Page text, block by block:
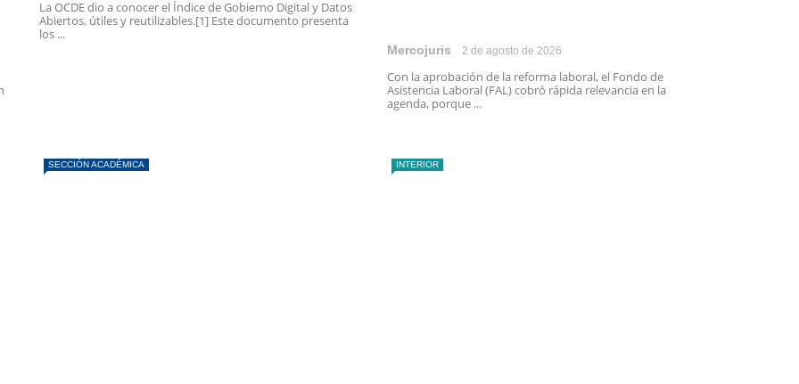
La OCDE dio a conocer el Índice de Gobierno Digital y Datos
Abiertos, útiles y reutilizables.[1] Este documento presenta
los ...
Mercojuris 2 de agosto de 2026
Con la aprobación de la reforma laboral, el Fondo de
Asistencia Laboral (FAL) cobró rápida relevancia en la
agenda, porque ...
SECCIÓN ACADÉMICA INTERIOR